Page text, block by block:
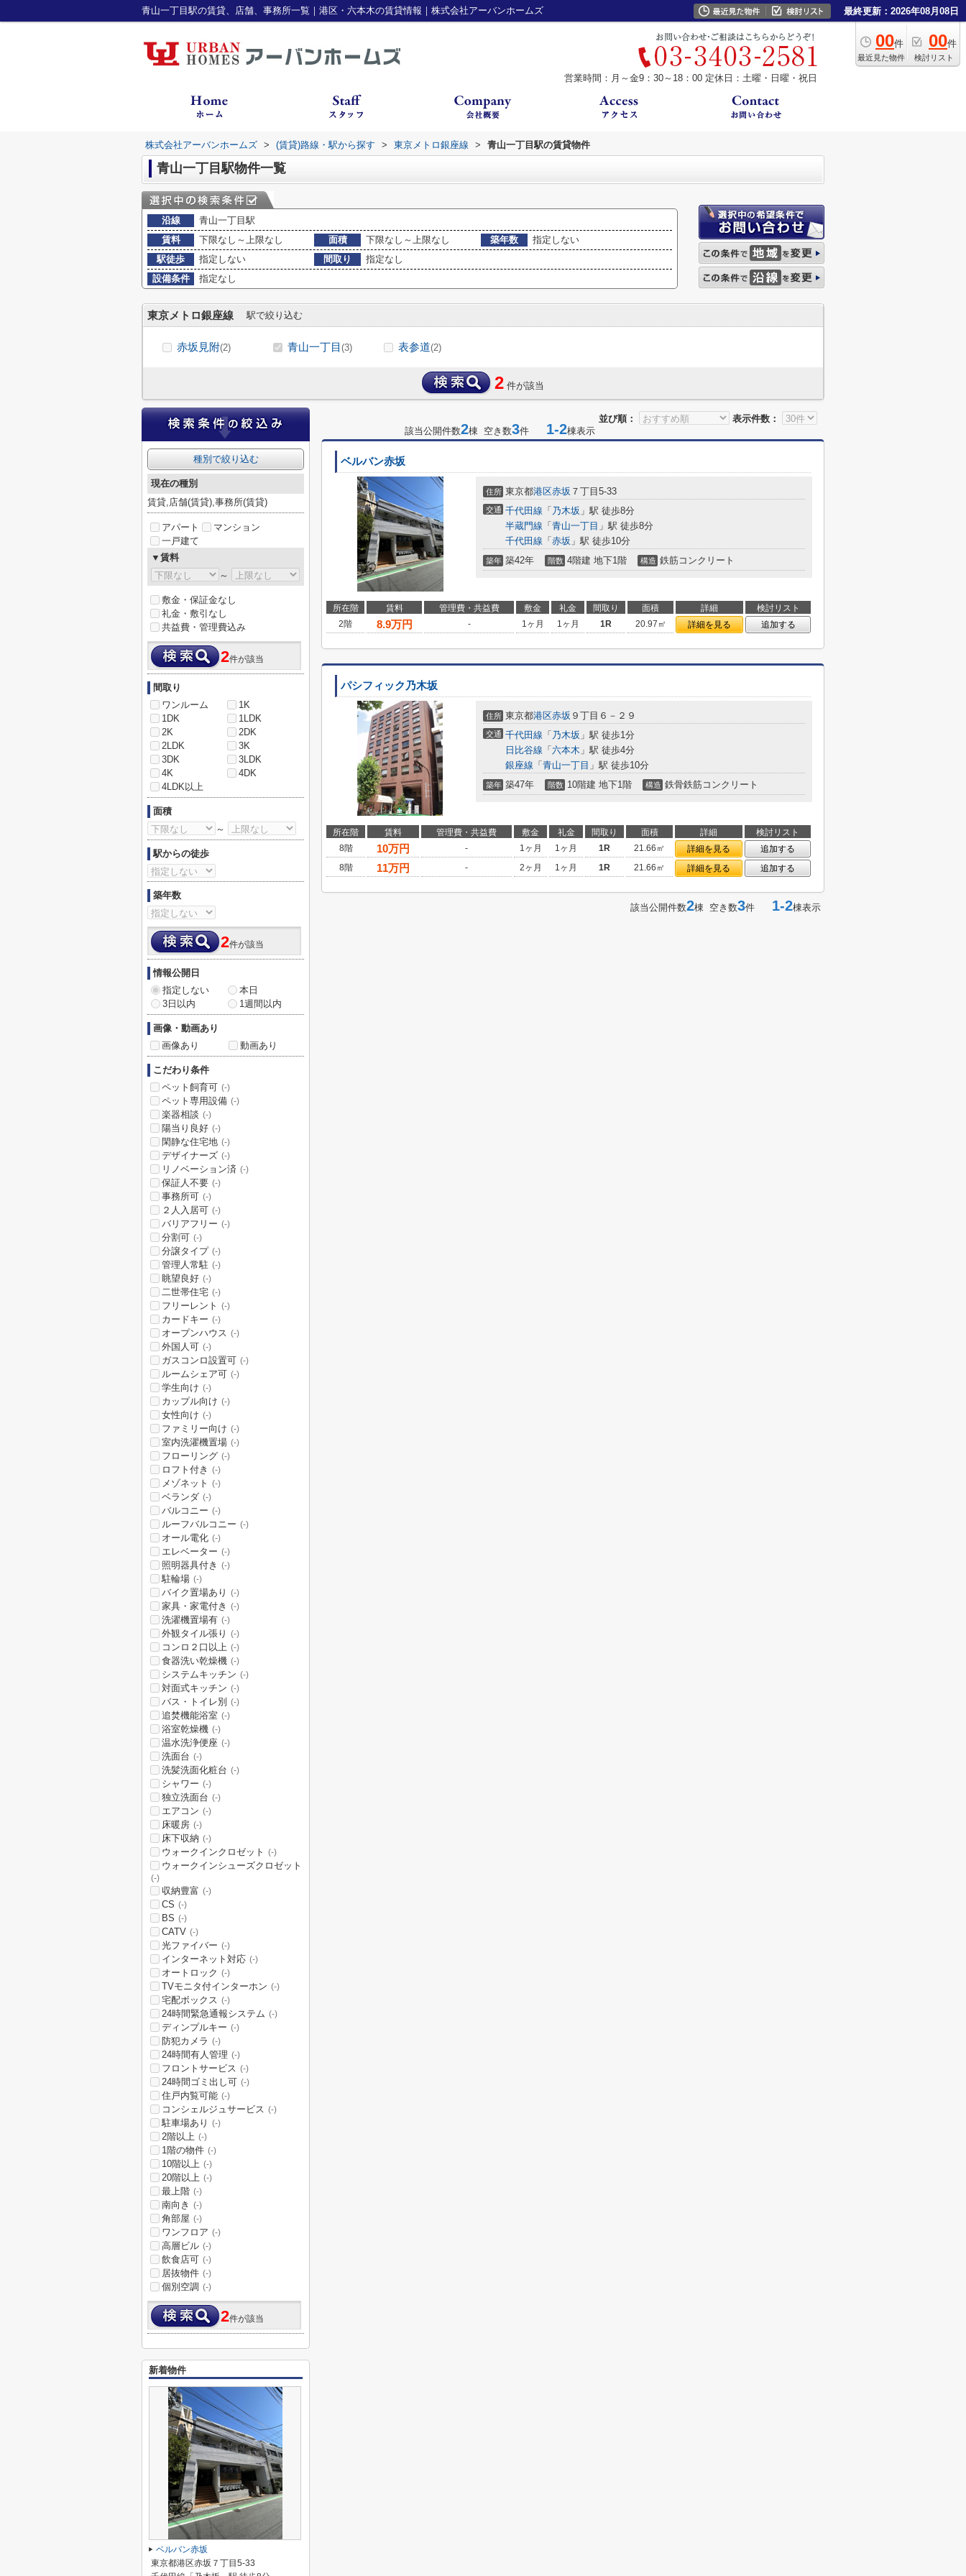
青山一丁目駅の賃貸、店舗、事務所一覧｜港区・六本木の賃貸情報｜株式会社アーバンホームズ 最終更新：2026年08月08日
00件
最近見た物件
00件
検討リスト
営業時間：月～金9：30～18：00 定休日：土曜・日曜・祝日
株式会社アーバンホームズ > (賃貸)路線・駅から探す > 東京メトロ銀座線 > 青山一丁目駅の賃貸物件
青山一丁目駅物件一覧
沿線
青山一丁目駅
賃料
下限なし～上限なし 面積 下限なし～上限なし 築年数
指定しない
駅徒歩
指定しない 間取り
指定なし
設備条件
指定なし
東京メトロ銀座線 駅で絞り込む
赤坂見附(2) 青山一丁目 (3) 表参道(2)
2 件が該当
並び順：
表示件数：
該当公開件数2棟 空き数3件 1-2棟表示
ベルバン赤坂
住所 東京都港区赤坂 ７丁目5-33
交通 千代田線 「 乃木坂 」駅 徒歩8分
半蔵門線 「 青山一丁目 」駅 徒歩8分
千代田線 「 赤坂 」駅 徒歩10分
築年 築42年 階数 4階建 地下1階 構造 鉄筋コンクリート
所在階 賃料 管理費・共益費 敷金 礼金 間取り 面積 詳細
検討リスト
2階
8.9万円 - 1ヶ月 1ヶ月 1R 20.97㎡ 詳細を見る 追加する
パシフィック乃木坂
住所 東京都港区赤坂 ９丁目６－２９
交通 千代田線 「 乃木坂 」駅 徒歩1分
日比谷線 「 六本木 」駅 徒歩4分
銀座線 「 青山一丁目 」駅 徒歩10分
築年 築47年 階数 10階建 地下1階 構造 鉄骨鉄筋コンクリート
所在階 賃料 管理費・共益費 敷金 礼金 間取り 面積 詳細
検討リスト
8階
10万円 - 1ヶ月 1ヶ月 1R 21.66㎡ 詳細を見る
追加する
8階
11万円 - 2ヶ月 1ヶ月 1R 21.66㎡ 詳細を見る 追加する
該当公開件数2棟 空き数3件 1-2棟表示
種別で絞り込む
現在の種別
賃貸,店舗(賃貸),事務所(賃貸)
アパート
マンション
一戸建て
▼賃料
～
敷金・保証金なし
礼金・敷引なし
共益費・管理費込み
2件が該当
間取り
ワンルーム
1K
1DK
1LDK
2K
2DK
2LDK
3K
3DK
3LDK
4K
4DK
4LDK以上
面積
～
駅からの徒歩
築年数
2件が該当
情報公開日
指定しない
本日
3日以内
1週間以内
画像・動画あり
画像あり
動画あり
こだわり条件
ペット飼育可 (-)
ペット専用設備 (-)
楽器相談 (-)
陽当り良好 (-)
閑静な住宅地 (-)
デザイナーズ (-)
リノベーション済 (-)
保証人不要 (-)
事務所可 (-)
２人入居可 (-)
バリアフリー (-)
分割可 (-)
分譲タイプ (-)
管理人常駐 (-)
眺望良好 (-)
二世帯住宅 (-)
フリーレント (-)
カードキー (-)
オープンハウス (-)
外国人可 (-)
ガスコンロ設置可 (-)
ルームシェア可 (-)
学生向け (-)
カップル向け (-)
女性向け (-)
ファミリー向け (-)
室内洗濯機置場 (-)
フローリング (-)
ロフト付き (-)
メゾネット (-)
ベランダ (-)
バルコニー (-)
ルーフバルコニー (-)
オール電化 (-)
エレベーター (-)
照明器具付き (-)
駐輪場 (-)
バイク置場あり (-)
家具・家電付き (-)
洗濯機置場有 (-)
外観タイル張り (-)
コンロ２口以上 (-)
食器洗い乾燥機 (-)
システムキッチン (-)
対面式キッチン (-)
バス・トイレ別 (-)
追焚機能浴室 (-)
浴室乾燥機 (-)
温水洗浄便座 (-)
洗面台 (-)
洗髪洗面化粧台 (-)
シャワー (-)
独立洗面台 (-)
エアコン (-)
床暖房 (-)
床下収納 (-)
ウォークインクロゼット (-)
ウォークインシューズクロゼット
(-)
収納豊富 (-)
CS (-)
BS (-)
CATV (-)
光ファイバー (-)
インターネット対応 (-)
オートロック (-)
TVモニタ付インターホン (-)
宅配ボックス (-)
24時間緊急通報システム (-)
ディンプルキー (-)
防犯カメラ (-)
24時間有人管理 (-)
フロントサービス (-)
24時間ゴミ出し可 (-)
住戸内覧可能 (-)
コンシェルジュサービス (-)
駐車場あり (-)
2階以上 (-)
1階の物件 (-)
10階以上 (-)
20階以上 (-)
最上階 (-)
南向き (-)
角部屋 (-)
ワンフロア (-)
高層ビル (-)
飲食店可 (-)
居抜物件 (-)
個別空調 (-)
2件が該当
新着物件
ベルバン赤坂
東京都港区赤坂７丁目5-33